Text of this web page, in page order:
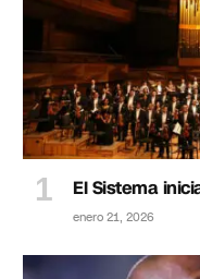
El Sistema
enero 21, 2026